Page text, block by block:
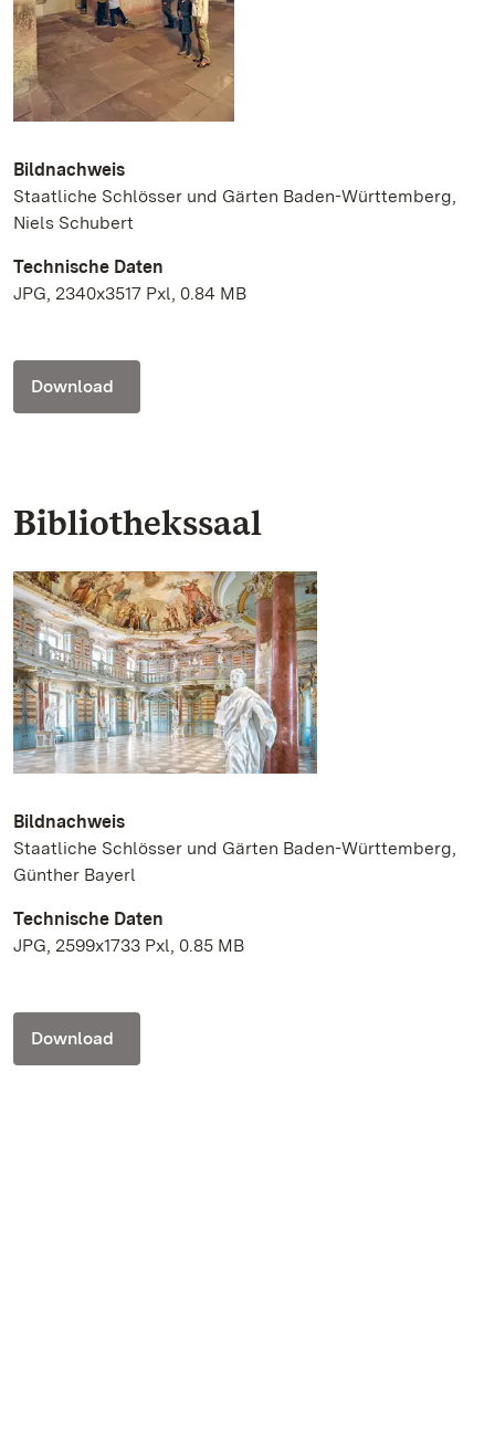
Bildnachweis
Staatliche Schlösser und Gärten Baden-Württemberg,
Niels Schubert
Technische Daten
JPG, 2340x3517 Pxl, 0.84 MB
Download
Bibliothekssaal
Bildnachweis
Staatliche Schlösser und Gärten Baden-Württemberg,
Günther Bayerl
Technische Daten
JPG, 2599x1733 Pxl, 0.85 MB
Download